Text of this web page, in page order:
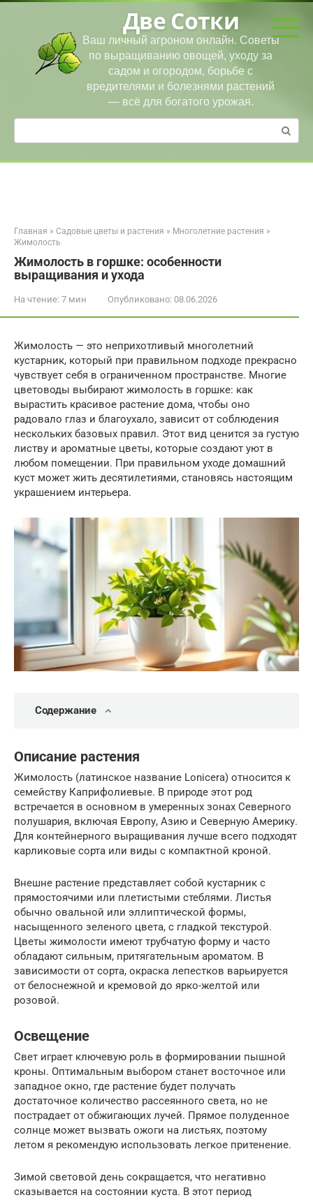
Перейти
Две Сотки
Ваш личный агроном онлайн. Советы
по выращиванию овощей, уходу за
садом и огородом, борьбе с
вредителями и болезнями растений
— всё для богатого урожая.
Поиск:
Главная » Садовые цветы и растения » Многолетние растения »
Жимолость
Жимолость в горшке: особенности
выращивания и ухода
На чтение: 7 мин Опубликовано: 08.06.2026
Жимолость — это неприхотливый многолетний
кустарник, который при правильном подходе прекрасно
чувствует себя в ограниченном пространстве. Многие
цветоводы выбирают жимолость в горшке: как
вырастить красивое растение дома, чтобы оно
радовало глаз и благоухало, зависит от соблюдения
нескольких базовых правил. Этот вид ценится за густую
листву и ароматные цветы, которые создают уют в
любом помещении. При правильном уходе домашний
куст может жить десятилетиями, становясь настоящим
украшением интерьера.
Содержание
Описание растения
Жимолость (латинское название Lonicera) относится к
семейству Каприфолиевые. В природе этот род
встречается в основном в умеренных зонах Северного
полушария, включая Европу, Азию и Северную Америку.
Для контейнерного выращивания лучше всего подходят
карликовые сорта или виды с компактной кроной.
Внешне растение представляет собой кустарник с
прямостоячими или плетистыми стеблями. Листья
обычно овальной или эллиптической формы,
насыщенного зеленого цвета, с гладкой текстурой.
Цветы жимолости имеют трубчатую форму и часто
обладают сильным, притягательным ароматом. В
зависимости от сорта, окраска лепестков варьируется
от белоснежной и кремовой до ярко-желтой или
розовой.
Освещение
Свет играет ключевую роль в формировании пышной
кроны. Оптимальным выбором станет восточное или
западное окно, где растение будет получать
достаточное количество рассеянного света, но не
пострадает от обжигающих лучей. Прямое полуденное
солнце может вызвать ожоги на листьях, поэтому
летом я рекомендую использовать легкое притенение.
Зимой световой день сокращается, что негативно
сказывается на состоянии куста. В этот период